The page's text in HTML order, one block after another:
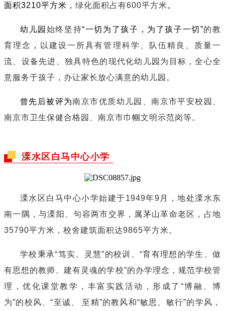
面积3210平方米， 绿化面积占有600平方米 。
幼儿园 始终坚持“一切为了孩子，为了孩子一切”的教
育理念 ，
以建设一所具有管理科学、队伍精良、质量一
流、设备先进、独具特色的现代化幼儿园为目标，全心全
意服务于孩子，办让家长放心满意的幼儿园。
曾先后被评为南京市优质幼儿园、南京市平安校园、
南京市卫生保健合格园、南京市巾帼文明示范岗等。
溧水区白马中心小学
溧水区白马中心小学始建于1949年9月，地处溧水东
南一隅，与溧阳、句容两市交界，属茅山革命老区，占地
35790平方米，校舍建筑面积达9865平方米。
学校秉承“笃实、灵慧”的校训、“育有理想的学生、做
有思想的教师、建有灵魂的学校”的办学理念，规范学校管
理，优化课堂教学，丰富实践活动，形成了“博融、博
为”的校风、“至诚、 至精”的教风和“敏思、敏行”的学风，